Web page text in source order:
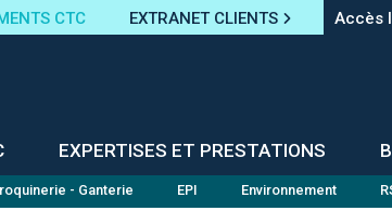
CTC EXTRANET CLIENTS Accès
EXPERTISES ET PRESTATIONS
- Ganterie EPI Environnement